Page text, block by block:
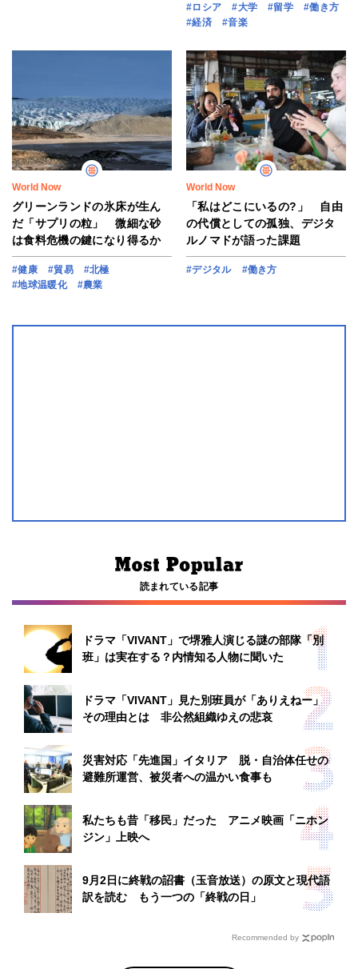
#ロシア #大学 #留学
#働き方
#経済
#音楽
World Now
グリーンランドの氷床が生ん
だ「サプリの粒」 微細な砂
は食料危機の鍵になり得るか
#健康 #貿易
#北極
#地球温暖化
#農業
World Now
「私はどこにいるの?」 自由
の代償としての孤独、デジタ
ルノマドが語った課題
#デジタル #働き方
読まれている記事
ドラマ「VIVANT」で堺雅人演じる謎の部隊「別
班」は実在する？内情知る人物に聞いた
ドラマ「VIVANT」見た別班員が「ありえねー」
その理由とは 非公然組織ゆえの悲哀
災害対応「先進国」イタリア 脱・自治体任せの
避難所運営、被災者への温かい食事も
私たちも昔「移民」だった アニメ映画「ニホン
ジン」上映へ
9月2日に終戦の詔書（玉音放送）の原文と現代語
訳を読む もう一つの「終戦の日」
Recommended by